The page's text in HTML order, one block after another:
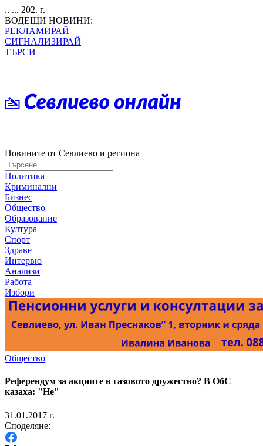
.. ... 202. г.
ВОДЕЩИ НОВИНИ:
РЕКЛАМИРАЙ
СИГНАЛИЗИРАЙ
ТЪРСИ
Новините от Севлиево и региона
Политика
Криминални
Бизнес
Общество
Образование
Култура
Спорт
Здраве
Интервю
Анализи
Работа
Избори
Общество
Референдум за акциите в газовото дружество? В ОбС
казаха: "Не"
31.01.2017 г.
Споделяне: